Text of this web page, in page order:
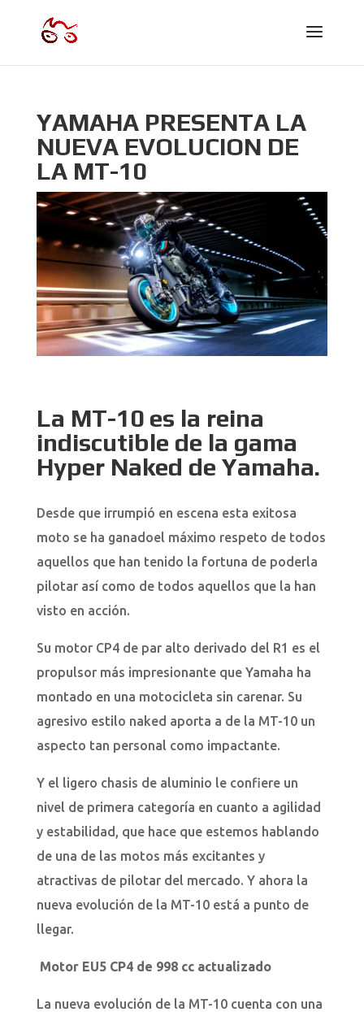
YAMAHA PRESENTA LA
NUEVA EVOLUCION DE
LA MT-10
La MT-10 es la reina
indiscutible de la gama
Hyper Naked de Yamaha.
Desde que irrumpió en escena esta exitosa
moto se ha ganadoel máximo respeto de todos
aquellos que han tenido la fortuna de poderla
pilotar así como de todos aquellos que la han
visto en acción.
Su motor CP4 de par alto derivado del R1 es el
propulsor más impresionante que Yamaha ha
montado en una motocicleta sin carenar. Su
agresivo estilo naked aporta a de la MT-10 un
aspecto tan personal como impactante.
Y el ligero chasis de aluminio le confiere un
nivel de primera categoría en cuanto a agilidad
y estabilidad, que hace que estemos hablando
de una de las motos más excitantes y
atractivas de pilotar del mercado. Y ahora la
nueva evolución de la MT-10 está a punto de
llegar.
Motor EU5 CP4 de 998 cc actualizado
La nueva evolución de la MT-10 cuenta con una